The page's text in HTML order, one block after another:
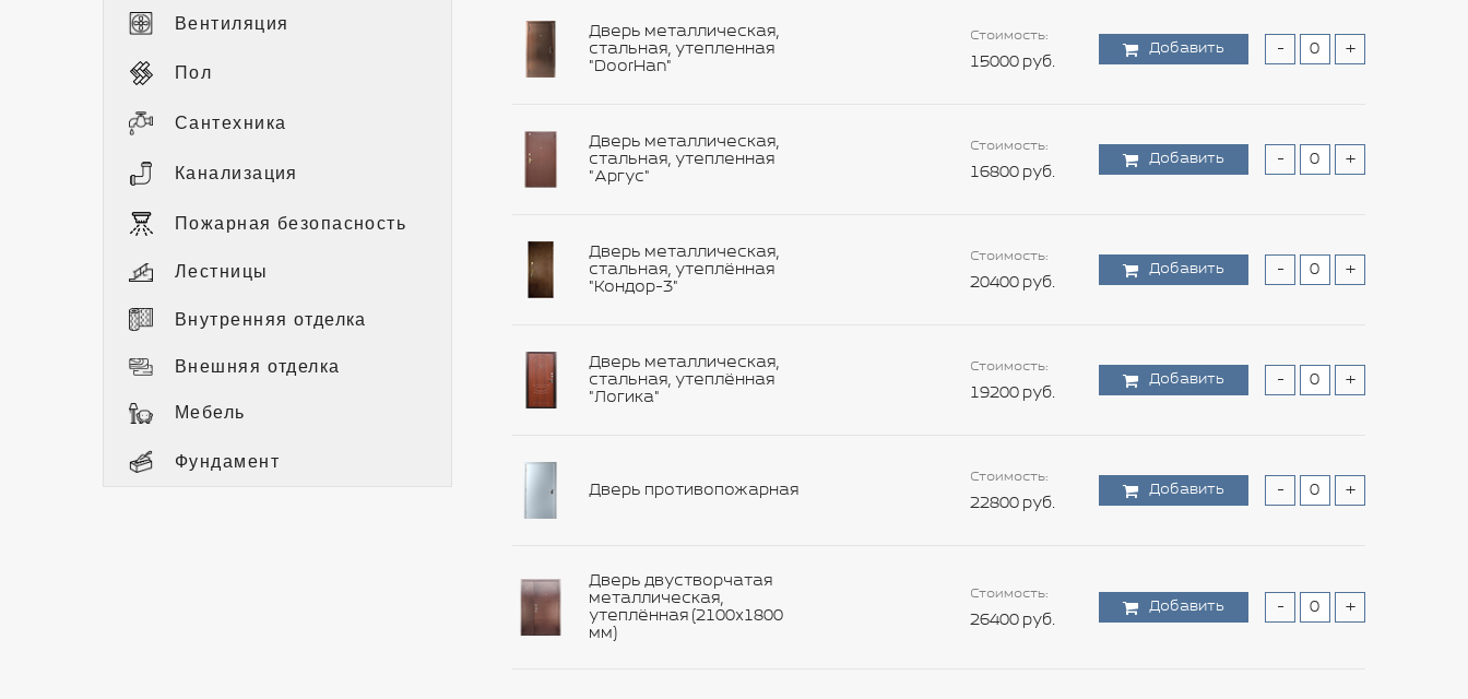
Вентиляция
Пол
Сантехника
Канализация
Пожарная безопасность
Лестницы
Внутренняя отделка
Внешняя отделка
Мебель
Фундамент
Дверь металлическая,
стальная, утепленная
"DoorHan"
Стоимость:
15000 руб.
Добавить - +
Дверь металлическая,
стальная, утепленная
"Аргус"
Стоимость:
16800 руб.
Добавить - +
Дверь металлическая,
стальная, утеплённая
"Кондор-3"
Стоимость:
20400 руб.
Добавить - +
Дверь металлическая,
стальная, утеплённая
"Логика"
Стоимость:
19200 руб.
Добавить - +
Дверь противопожарная
Стоимость:
22800 руб.
Добавить - +
Дверь двустворчатая
металлическая,
утеплённая (2100х1800
мм)
Стоимость:
26400 руб.
Добавить - +